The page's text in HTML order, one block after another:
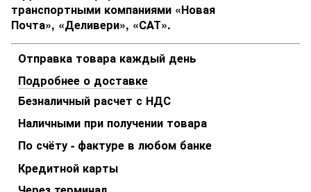
Отправка товара каждый день
Подробнее о доставке
Безналичный расчет с НДС
Наличными при получении товара
По счёту - фактуре в любом банке
Кредитной карты